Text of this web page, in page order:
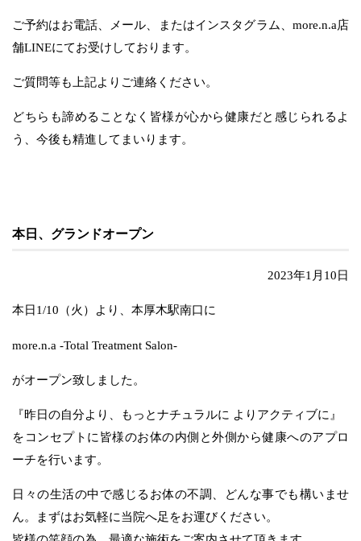
ご予約はお電話、メール、またはインスタグラム、more.n.a店
舗LINEにてお受けしております。
ご質問等も上記よりご連絡ください。
どちらも諦めることなく皆様が心から健康だと感じられるよ
う、今後も精進してまいります。
本日、グランドオープン
2023年1月10日
本日1/10（火）より、本厚木駅南口に
more.n.a -Total Treatment Salon-
がオープン致しました。
『昨日の自分より、もっとナチュラルに よりアクティブに』
をコンセプトに皆様のお体の内側と外側から健康へのアプロ
ーチを行います。
日々の生活の中で感じるお体の不調、どんな事でも構いませ
ん。まずはお気軽に当院へ足をお運びください。